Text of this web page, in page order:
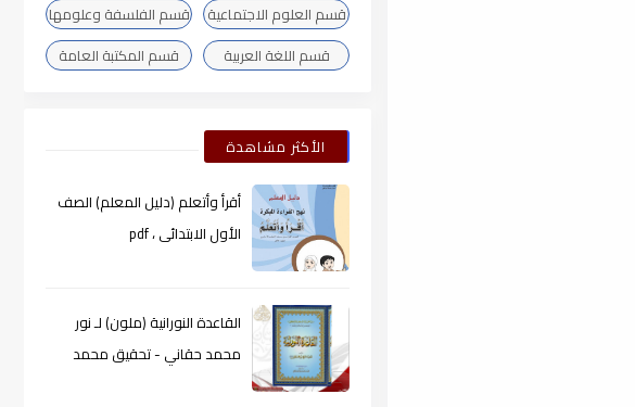
قسم العلوم الاجتماعية
قسم الفلسفة وعلومها
قسم اللغة العربية
قسم المكتبة العامة
الأكثر مشاهدة
أقرأ وأتعلم (دليل المعلم) الصف
الأول الابتدائى ، pdf
القاعدة النورانية (ملون) لـ نور
محمد حقاني - تحقيق محمد